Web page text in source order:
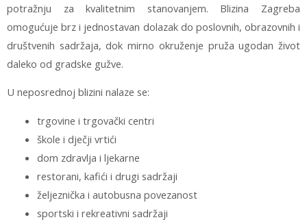
potražnju za kvalitetnim stanovanjem. Blizina Zagreba
omogućuje brz i jednostavan dolazak do poslovnih, obrazovnih i
društvenih sadržaja, dok mirno okruženje pruža ugodan život
daleko od gradske gužve.
U neposrednoj blizini nalaze se:
trgovine i trgovački centri
škole i dječji vrtići
dom zdravlja i ljekarne
restorani, kafići i drugi sadržaji
željeznička i autobusna povezanost
sportski i rekreativni sadržaji